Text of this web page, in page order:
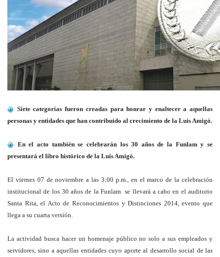
Siete categorías fueron creadas para honrar y enaltecer a aquellas
personas y entidades que han contribuido al crecimiento de la Luis Amigó.
En el acto también se celebrarán los 30 años de la Funlam y se
presentará el libro histórico de la Luis Amigó.
El viernes 07 de noviembre a las 3:00 p.m., en el marco de la celebración
institucional de los 30 años de la Funlam se llevará a cabo en el auditorio
Santa Rita, el Acto de Reconocimientos y Distinciones 2014, evento que
llega a su cuarta versión.
La actividad busca hacer un homenaje público no solo a sus empleados y
servidores, sino a aquellas entidades cuyo aporte al desarrollo social de las